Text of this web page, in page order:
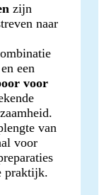
zijn
naar
en een
voor
van
voor
praktijk.